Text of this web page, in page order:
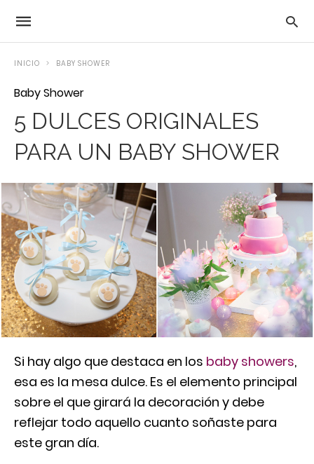
INICIO BABY SHOWER
Baby Shower
5 DULCES ORIGINALES
PARA UN BABY SHOWER
Si hay algo que destaca en los baby showers,
esa es la mesa dulce. Es el elemento principal
sobre el que girará la decoración y debe
reflejar todo aquello cuanto soñaste para
este gran día.